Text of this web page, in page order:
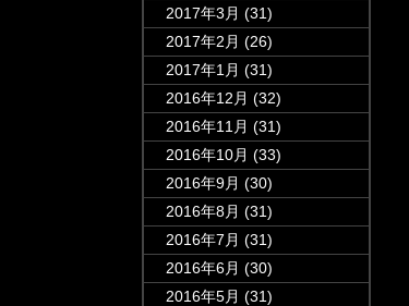
2017年3月 (31)
2017年2月 (26)
2017年1月 (31)
2016年12月 (32)
2016年11月 (31)
2016年10月 (33)
2016年9月 (30)
2016年8月 (31)
2016年7月 (31)
2016年6月 (30)
2016年5月 (31)